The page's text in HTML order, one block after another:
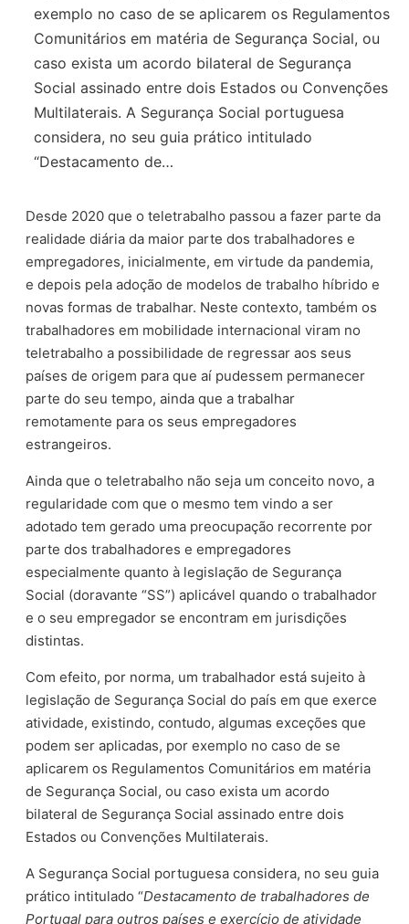
exemplo no caso de se aplicarem os Regulamentos
Comunitários em matéria de Segurança Social, ou
caso exista um acordo bilateral de Segurança
Social assinado entre dois Estados ou Convenções
Multilaterais. A Segurança Social portuguesa
considera, no seu guia prático intitulado
“Destacamento de…
Desde 2020 que o teletrabalho passou a fazer parte da
realidade diária da maior parte dos trabalhadores e
empregadores, inicialmente, em virtude da pandemia,
e depois pela adoção de modelos de trabalho híbrido e
novas formas de trabalhar. Neste contexto, também os
trabalhadores em mobilidade internacional viram no
teletrabalho a possibilidade de regressar aos seus
países de origem para que aí pudessem permanecer
parte do seu tempo, ainda que a trabalhar
remotamente para os seus empregadores
estrangeiros.
Ainda que o teletrabalho não seja um conceito novo, a
regularidade com que o mesmo tem vindo a ser
adotado tem gerado uma preocupação recorrente por
parte dos trabalhadores e empregadores
especialmente quanto à legislação de Segurança
Social (doravante “SS”) aplicável quando o trabalhador
e o seu empregador se encontram em jurisdições
distintas.
Com efeito, por norma, um trabalhador está sujeito à
legislação de Segurança Social do país em que exerce
atividade, existindo, contudo, algumas exceções que
podem ser aplicadas, por exemplo no caso de se
aplicarem os Regulamentos Comunitários em matéria
de Segurança Social, ou caso exista um acordo
bilateral de Segurança Social assinado entre dois
Estados ou Convenções Multilaterais.
A Segurança Social portuguesa considera, no seu guia
prático intitulado “Destacamento de trabalhadores de
Portugal para outros países e exercício de atividade